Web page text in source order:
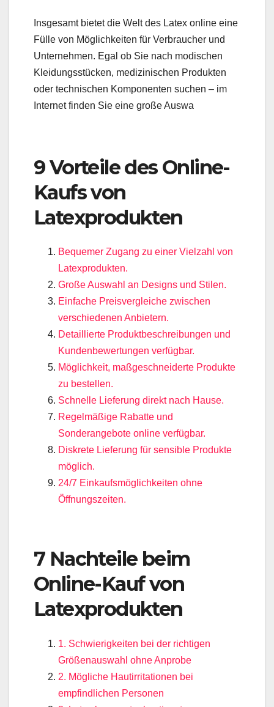
Insgesamt bietet die Welt des Latex online eine
Fülle von Möglichkeiten für Verbraucher und
Unternehmen. Egal ob Sie nach modischen
Kleidungsstücken, medizinischen Produkten
oder technischen Komponenten suchen – im
Internet finden Sie eine große Auswa
9 Vorteile des Online-
Kaufs von
Latexprodukten
Bequemer Zugang zu einer Vielzahl von
Latexprodukten.
Große Auswahl an Designs und Stilen.
Einfache Preisvergleiche zwischen
verschiedenen Anbietern.
Detaillierte Produktbeschreibungen und
Kundenbewertungen verfügbar.
Möglichkeit, maßgeschneiderte Produkte
zu bestellen.
Schnelle Lieferung direkt nach Hause.
Regelmäßige Rabatte und
Sonderangebote online verfügbar.
Diskrete Lieferung für sensible Produkte
möglich.
24/7 Einkaufsmöglichkeiten ohne
Öffnungszeiten.
7 Nachteile beim
Online-Kauf von
Latexprodukten
1. Schwierigkeiten bei der richtigen
Größenauswahl ohne Anprobe
2. Mögliche Hautirritationen bei
empfindlichen Personen